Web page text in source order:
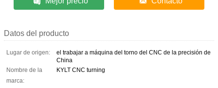
Datos del producto
Lugar de origen:
el trabajar a máquina del torno del CNC de la precisión de
China
Nombre de la
marca:
KYLT CNC turning